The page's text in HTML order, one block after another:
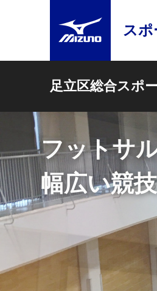
スポ
足立区総合スポ
フットサ
幅広い競